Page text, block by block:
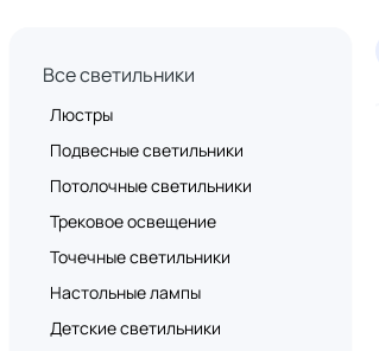
Все светильники
Люстры
Подвесные светильники
Потолочные светильники
Трековое освещение
Точечные светильники
Настольные лампы
Детские светильники